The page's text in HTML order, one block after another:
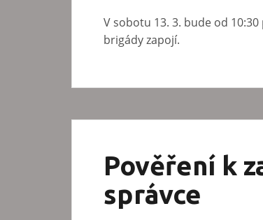
V sobotu 13. 3. bude od
brigády zapojí.
Pověření k
správce